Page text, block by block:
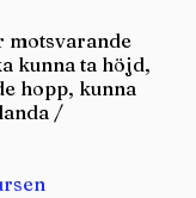
motsvarande
kunna ta höjd,
hopp, kunna
/